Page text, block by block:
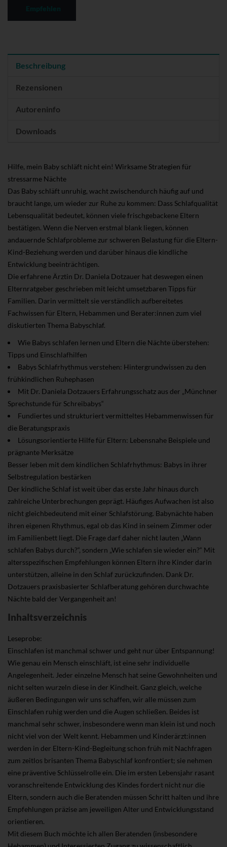
Beschreibung
Rezensionen
Autoreninfo
Downloads
Hilfe, mein Baby schläft nicht ein! Wirksame Strategien für
stressarme Nächte
Das Baby schläft unruhig, wacht zwischendurch häufig auf und
braucht lange, um wieder zur Ruhe zu kommen: Dass Schlafqualität
Lebensqualität bedeutet, können viele frischgebackene Eltern
bestätigen. Wenn die Nerven erstmal blank liegen, können
andauernde Schlafprobleme zur schweren Belastung für die Eltern-
Kind-Beziehung werden und darüber hinaus die kindliche
Entwicklung beeinträchtigen.
Die erfahrene Ärztin Dr. Daniela Dotzauer hat deswegen einen
Elternratgeber geschrieben mit leicht umsetzbaren Tipps für
Familien. Darin vermittelt sie verständlich aufbereitetes
Fachwissen für Eltern, Hebammen und Berater:innen zum viel
diskutierten Thema Babyschlaf.
Wie Babys schlafen lernen und Eltern die Nächte überstehen:
Tipps und Einschlafhilfen
Babys Schlafrhythmus verstehen: Hintergrundwissen zu den
frühkindlichen Ruhephasen
Mit Dr. Daniela Dotzauers Erfahrungsschatz aus der „Münchner
Sprechstunde für Schreibabys“
Fundiertes und strukturiert vermitteltes Hebammenwissen für
die Beratungspraxis
Lösungsorientierte Hilfe für Eltern: Lebensnahe Beispiele und
prägnante Merksätze
Besser leben mit dem kindlichen Schlafrhythmus: Babys in ihrer
Selbstregulation bestärken
Der kindliche Schlaf ist weit über das erste Jahr hinaus durch
zahlreiche Unterbrechungen geprägt. Häufiges Aufwachen ist also
nicht gleichbedeutend mit einer Schlafstörung. Babynächte haben
ihren eigenen Rhythmus, egal ob das Kind in seinem Zimmer oder
im Familienbett liegt. Die Frage darf daher nicht lauten „Wann
schlafen Babys durch?“, sondern „Wie schlafen sie wieder ein?“ Mit
altersspezifischen Empfehlungen können Eltern ihre Kinder darin
unterstützen, alleine in den Schlaf zurückzufinden. Dank Dr.
Dotzauers praxisbasierter Schlafberatung gehören durchwachte
Nächte bald der Vergangenheit an!
Inhaltsverzeichnis
Leseprobe:
Einschlafen ist manchmal schwer und geht nur über Entspannung!
Wie genau ein Mensch einschläft, ist eine sehr individuelle
Angelegenheit. Jeder einzelne Mensch hat seine Gewohnheiten und
nicht selten wurzeln diese in der Kindheit. Ganz gleich, welche
äußeren Bedingungen wir uns schaffen, wir alle müssen zum
Einschlafen ruhig werden und die Augen schließen. Beides ist
manchmal sehr schwer, insbesondere wenn man klein ist und noch
nicht viel von der Welt kennt. Hebammen und Kinderärzt:innen
werden in der Eltern-Kind-Begleitung schon früh mit Nachfragen
zum zeitlos brisanten Thema Babyschlaf konfrontiert; sie nehmen
eine präventive Schlüsselrolle ein. Die im ersten Lebensjahr rasant
voranschreitende Entwicklung des Kindes fordert nicht nur die
Eltern, sondern auch die Beratenden müssen Schritt halten und ihre
Empfehlungen präzise am jeweiligen Alter und Entwicklungsstand
orientieren.
Mit diesem Buch möchte ich allen Beratenden (insbesondere